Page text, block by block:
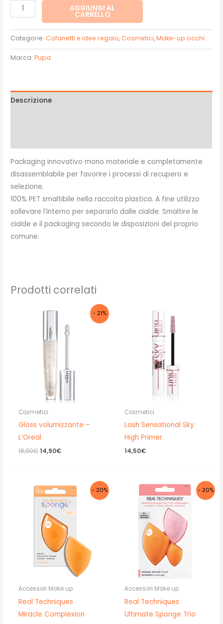
Vamp!
Palette
4
ombretti
-
AGGIUNGI AL
CARRELLO
Categorie:Cofanetti e idee regalo,Cosmetici,Make-up occhi
Marca:Pupa
Descrizione
Packaging innovativo mono materiale e completamente
disassemblabile per favorire i processi di recupero e
selezione.
100% PET smaltibile nella raccolta plastica. A fine utilizzo
sollevare l’interno per separarlo dalle cialde. Smaltire le
cialde e il packaging secondo le disposizioni del proprio
comune.
Prodotti correlati
- 21%
Cosmetici
Gloss volumizzante –
L’Oreal
18,90€Il
14,90€Il
Cosmetici
Lash Sensational Sky
High Primer
14,50€
- 20%
Accessori Make up
Real Techniques
Miracle Complexion
- 20%
Accessori Make up
Real Techniques
Ultimate Sponge Trio